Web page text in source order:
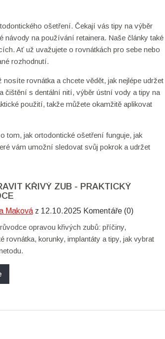
ošetření. Čekají vás tipy na výběr
návody na používání retainera. Naše články také
Ať už uvažujete o rovnátkách pro sebe nebo
rozhodnutí.
rovnátka a chcete vědět, jak nejlépe udržet
čištění s dentální nití, výběr ústní vody a tipy na
použití, takže můžete okamžitě aplikovat
tom, jak ortodontické ošetření funguje, jak
vám umožní sledovat svůj pokrok a udržet
KŘIVÝ ZUB - PRAKTICKÝ
Makováz 12.10.2025 Komentáře (0)
opravou křivých zubů: příčiny,
rovnátka, korunky, implantáty a tipy, jak vybrat